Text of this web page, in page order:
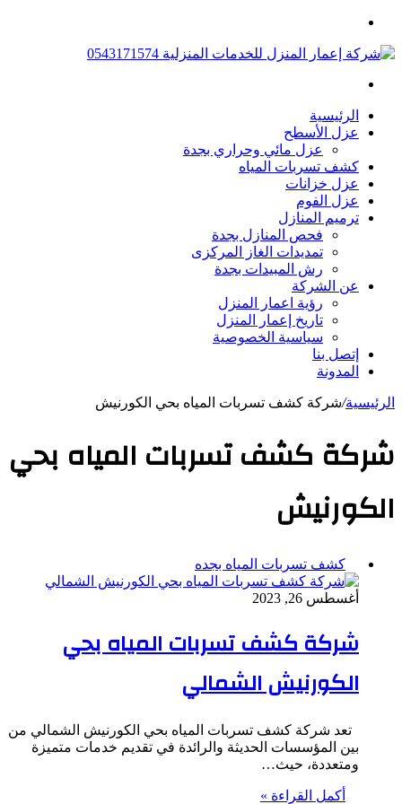
الرئيسية
عزل الأسطح
عزل مائي وحراري بجدة
كشف تسربات المياه
عزل خزانات
عزل الفوم
ترميم المنازل
فحص المنازل بجدة
تمديدات الغاز المركزى
رش المبيدات بجدة
عن الشركة
رؤية اعمار المنزل
تاريخ إعمار المنزل
سياسية الخصوصية
إتصل بنا
المدونة
الرئيسية/شركة كشف تسربات المياه بحي الكورنيش
شركة كشف تسربات المياه بحي
الكورنيش
كشف تسربات المياه بجده
أغسطس 26, 2023
شركة كشف تسربات المياه بحي
الكورنيش الشمالي
تعد شركة كشف تسربات المياه بحي الكورنيش الشمالي من
بين المؤسسات الحديثة والرائدة في تقديم خدمات متميزة
ومتعددة، حيث…
أكمل القراءة »